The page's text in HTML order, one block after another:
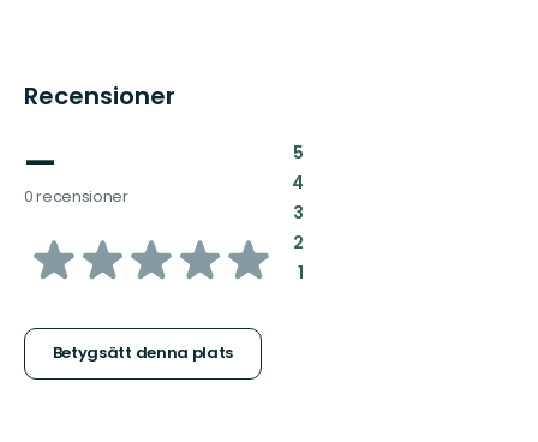
Recensioner
—
0 recensioner
av
stjärnor
Betygsätt denna plats
5:
4:
3:
2:
1: